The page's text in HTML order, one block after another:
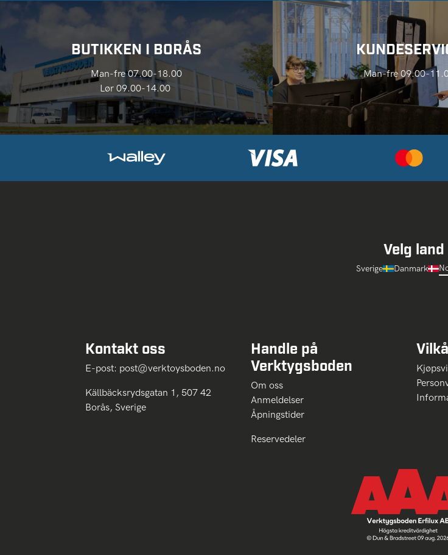
BUTIKKEN I BORÅS
Man-fre 07.00-18.00
Lør 09.00-14.00
Man-fre 09.00-
Velg land
Sverige Danmark
Kontakt oss
E-post: post@verktoysboden.no
Källbäcksrydsgatan 1, 507 42
Borås, Sverige
Handle på
Verktygsboden
Om oss
Anmeldelser
Åpningstider
Reservedeler